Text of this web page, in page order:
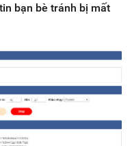
bạn bè tránh bị mất